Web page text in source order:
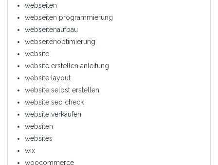
webseiten
webseiten programmierung
webseitenaufbau
webseitenoptimierung
website
website erstellen anleitung
website layout
website selbst erstellen
website seo check
website verkaufen
websiten
websites
wix
woocommerce